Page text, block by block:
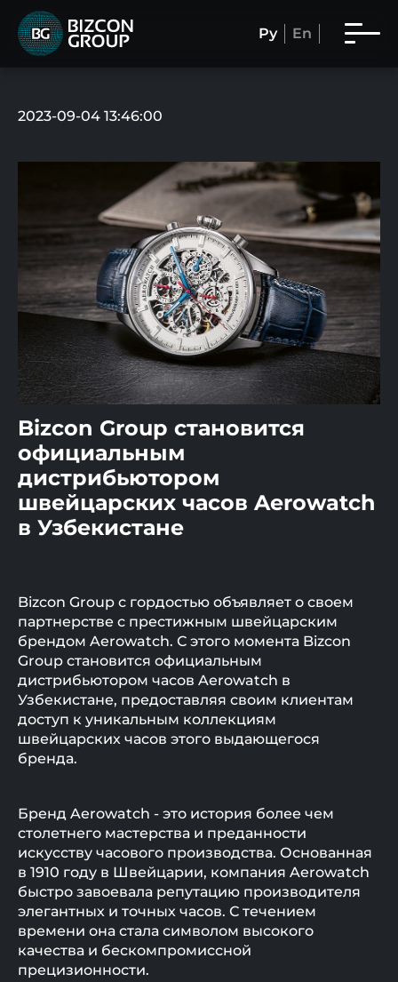
Ру En
2023-09-04 13:46:00
Bizcon Group становится
официальным
дистрибьютором
швейцарских часов Aerowatch
в Узбекистане
Bizcon Group с гордостью объявляет о своем
партнерстве с престижным швейцарским
брендом Aerowatch. С этого момента Bizcon
Group становится официальным
дистрибьютором часов Aerowatch в
Узбекистане, предоставляя своим клиентам
доступ к уникальным коллекциям
швейцарских часов этого выдающегося
бренда.
Бренд Aerowatch - это история более чем
столетнего мастерства и преданности
искусству часового производства. Основанная
в 1910 году в Швейцарии, компания Aerowatch
быстро завоевала репутацию производителя
элегантных и точных часов. С течением
времени она стала символом высокого
качества и бескомпромиссной
прецизионности.